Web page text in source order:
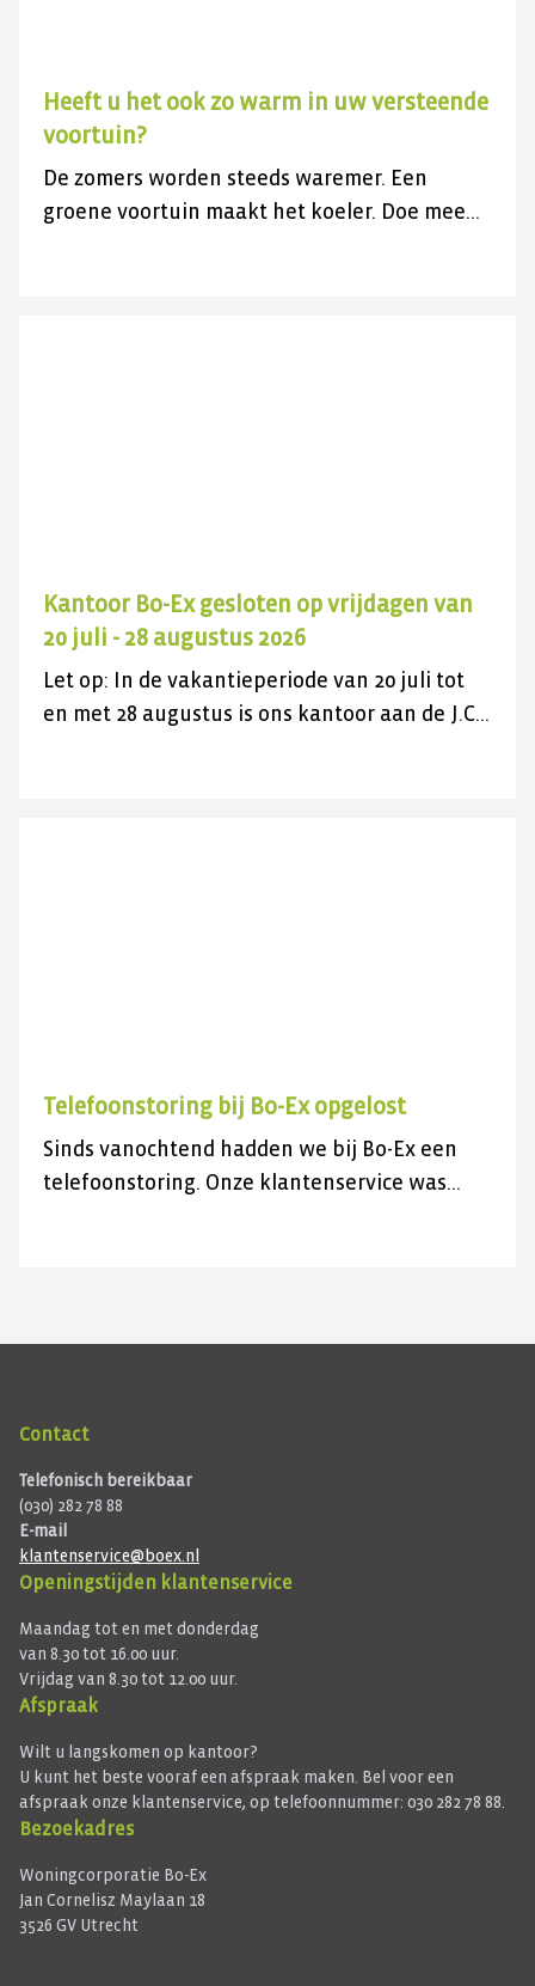
Heeft u het ook zo warm in uw versteende
voortuin?
De zomers worden steeds waremer. Een
groene voortuin maakt het koeler. Doe mee
Kantoor Bo-Ex gesloten op vrijdagen van
20 juli - 28 augustus 2026
Let op: In de vakantieperiode van 20 juli tot
en met 28 augustus is ons kantoor aan de J.C.
Telefoonstoring bij Bo-Ex opgelost
Sinds vanochtend hadden we bij Bo-Ex een
telefoonstoring. Onze klantenservice was
Contact
Telefonisch bereikbaar
(030) 282 78 88
E-mail
klantenservice@boex.nl
Openingstijden klantenservice
Maandag tot en met donderdag
van 8.30 tot 16.00 uur.
Vrijdag van 8.30 tot 12.00 uur.
Afspraak
Wilt u langskomen op kantoor?
U kunt het beste vooraf een afspraak maken. Bel voor een
afspraak onze klantenservice, op telefoonnummer: 030 282 78 88.
Bezoekadres
Woningcorporatie Bo-Ex
Jan Cornelisz Maylaan 18
3526 GV Utrecht